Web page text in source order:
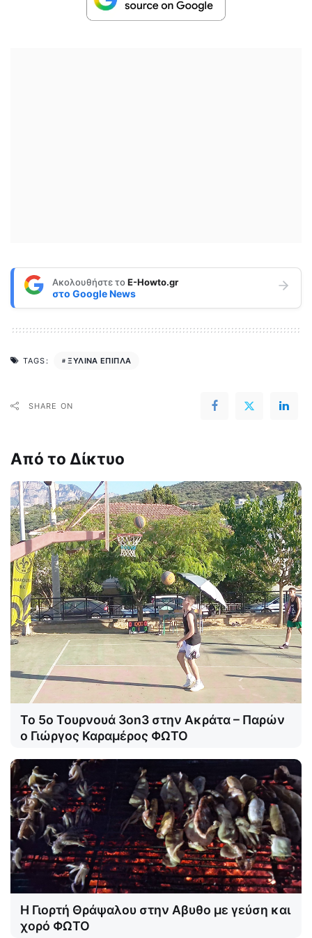
Ακολουθήστε τοE-Howto.gr
στο Google News
TAGS: ΞΥΛΙΝΑ ΕΠΙΠΛΑ
SHARE ON
Από το Δίκτυο
Το 5ο Τουρνουά 3on3 στην Ακράτα – Παρών
ο Γιώργος Καραμέρος ΦΩΤΟ
Η Γιορτή Θράψαλου στην Αβυθο με γεύση και
χορό ΦΩΤΟ